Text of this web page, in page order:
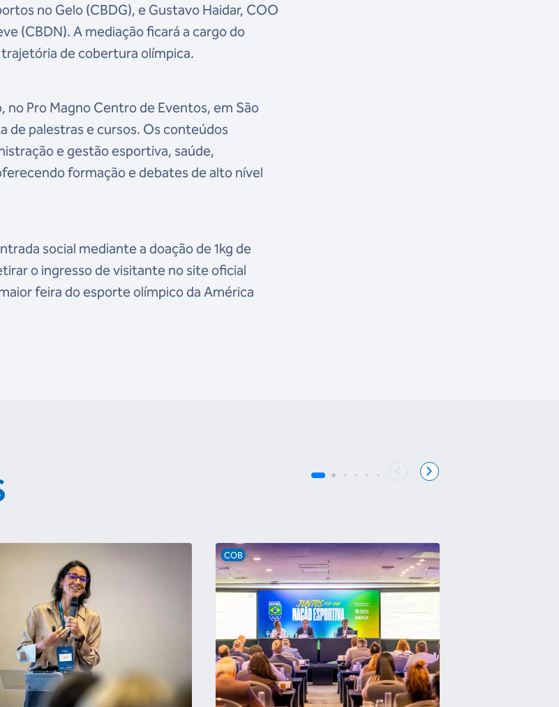
no Gelo (CBDG), e Gustavo Haidar, COO
(CBDN). A mediação ficará a cargo do
de cobertura olímpica.
no Pro Magno Centro de Eventos, em São
de palestras e cursos. Os conteúdos
e gestão esportiva, saúde,
formação e debates de alto nível
social mediante a doação de 1kg de
o ingresso de visitante no site oficial
feira do esporte olímpico da América
COB